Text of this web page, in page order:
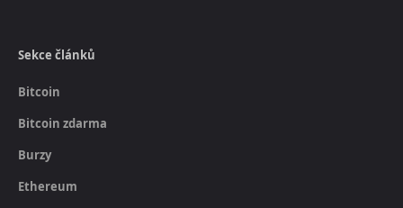
Sekce článků
Bitcoin
Bitcoin zdarma
Burzy
Ethereum